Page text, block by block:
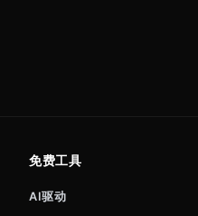
免费工具
AI驱动